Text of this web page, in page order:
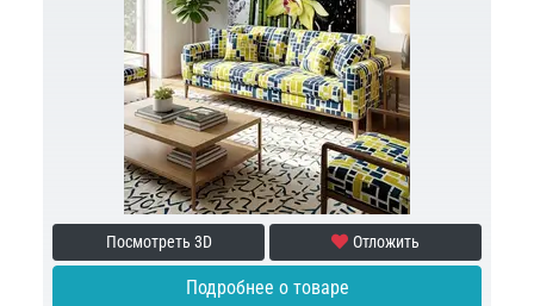
Посмотреть 3D Отложить
Подробнее о товаре